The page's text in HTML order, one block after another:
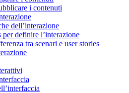
i contenuti
dell’interazione
per definire l’interazione
tra scenari e user stories